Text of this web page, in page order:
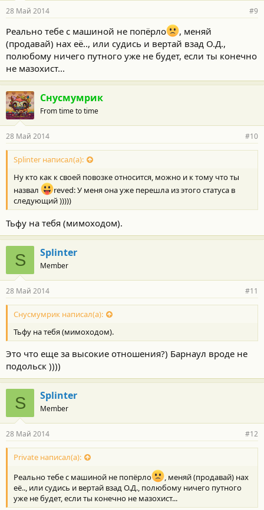
28 Май 2014 #9
Реально тебе с машиной не попёрло
, меняй
(продавай) нах её.., или судись и вертай взад О.Д.,
полюбому ничего путного уже не будет, если ты конечно
не мазохист...
Снусмумрик
From time to time
28 Май 2014 #10
Splinter написал(а):
Ну кто как к своей повозке относится, можно и к тому что ты
назвал
reved: У меня она уже перешла из этого статуса в
следующий )))))
Тьфу на тебя (мимоходом).
S Splinter
Member
28 Май 2014 #11
Снусмумрик написал(а):
Тьфу на тебя (мимоходом).
Это что еще за высокие отношения?) Барнаул вроде не
подольск ))))
S Splinter
Member
28 Май 2014 #12
Private написал(а):
Реально тебе с машиной не попёрло
, меняй (продавай) нах
её.., или судись и вертай взад О.Д., полюбому ничего путного
уже не будет, если ты конечно не мазохист...